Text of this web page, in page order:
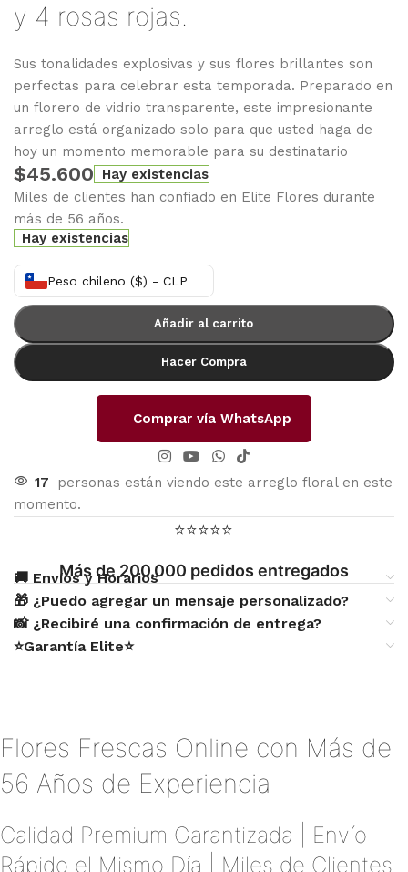
y 4 rosas rojas.
Sus tonalidades explosivas y sus flores brillantes son
perfectas para celebrar esta temporada. Preparado en
un florero de vidrio transparente, este impresionante
arreglo está organizado solo para que usted haga de
hoy un momento memorable para su destinatario
$45.600
Hay existencias
Miles de clientes han confiado en Elite Flores durante
más de 56 años.
Hay existencias
Peso chileno ($) - CLP
Añadir al carrito
Hacer Compra
Comprar vía WhatsApp
17
personas están viendo este arreglo floral en este
momento.
⭐⭐⭐⭐⭐
Más de 200.000 pedidos entregados
🚚 Envíos y Horarios
🎁 ¿Puedo agregar un mensaje personalizado?
📸 ¿Recibiré una confirmación de entrega?
⭐Garantía Elite⭐
Flores Frescas Online con Más de
56 Años de Experiencia
Calidad Premium Garantizada | Envío
Rápido el Mismo Día | Miles de Clientes